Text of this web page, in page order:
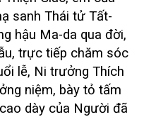
sanh Thái tử Tất-
hậu Ma-da qua đời,
trực tiếp chăm sóc
lễ, Ni trưởng Thích
niệm, bày tỏ tấm
dày của Người đã